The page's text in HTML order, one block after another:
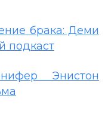
брака: Деми
подкаст
Энистон